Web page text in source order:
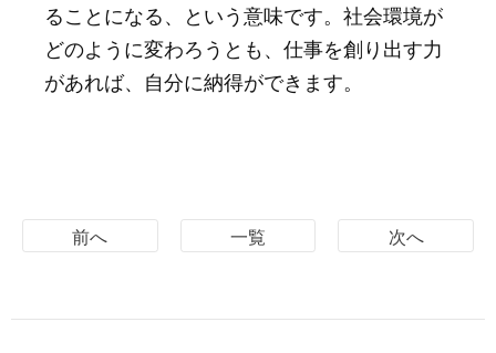
ることになる、という意味です。社会環境が
どのように変わろうとも、仕事を創り出す力
があれば、自分に納得ができます。
前へ 一覧 次へ